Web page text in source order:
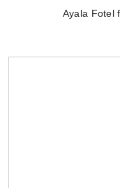
Ayala Fotel